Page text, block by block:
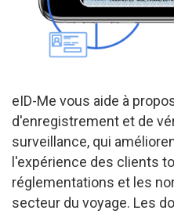
eID-Me vous aide à
d'enregistrement et de
surveillance, qui
l'expérience des clients
réglementations et les
secteur du voyage. Les